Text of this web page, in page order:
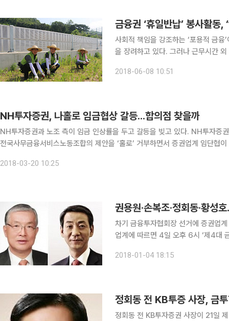
금융권 ‘휴일반납’ 봉사활
사회적 책임을 강조하는 ‘포용적 금
을 장려하고 있다. 그러나 근무시간
2018-06-08 10:51
NH투자증권, 나홀로 임금협상 갈등...합의점 찾을까
NH투자증권과 노조 측이 임금 인상률을 두고 갈등을 빚고 있다. NH투자증
전국사무금융서비스노동조합의 제안을 ‘홀로’ 거부하면서 증권업계 임단협이 난항을 겪고 있는 것. 20일
2018-03-20 10:25
권용원·손복조·정회동·황성
차기 금융투자협회장 선거에 증권업계
업계에 따르면 4일 오후 6시 ‘제4대
러스투자증권 회장(67) 등 4명이 차
2018-01-04 18:15
정회동 전 KB투증 사장, 금
정회동 전 KB투자증권 사장이 21일 제4